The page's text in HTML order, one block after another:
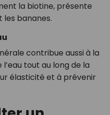
la biotine, présente
les bananes.
contribue aussi à la
tout au long de la
élasticité et à prévenir